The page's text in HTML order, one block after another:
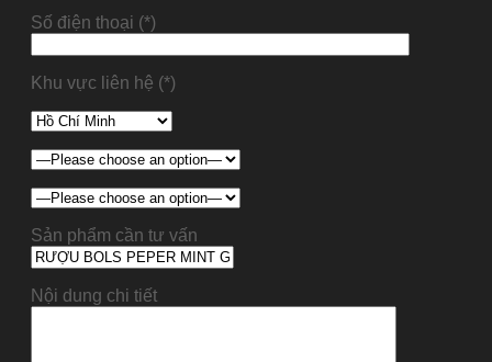
Số điện thoại (*)
Khu vực liên hệ (*)
Sản phẩm cần tư vấn
Nội dung chi tiết